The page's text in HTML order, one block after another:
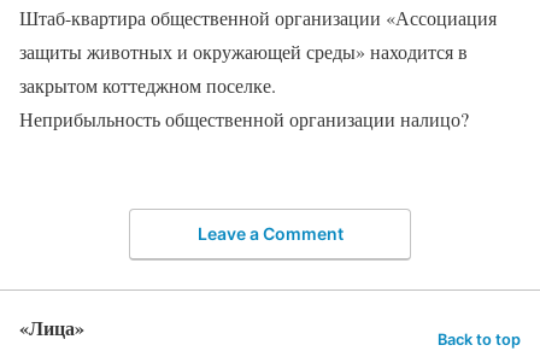
Штаб-квартира общественной организации «Ассоциация
защиты животных и окружающей среды» находится в
закрытом коттеджном поселке.
Неприбыльность общественной организации налицо?
Leave a Comment
«Лица» Back to top